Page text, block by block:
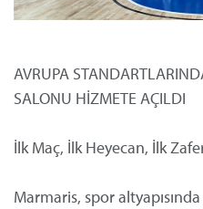
AVRUPA
SALONU HİZMETE AÇILDI
İlk Maç, İlk Heyecan, İlk
Marmaris, spor